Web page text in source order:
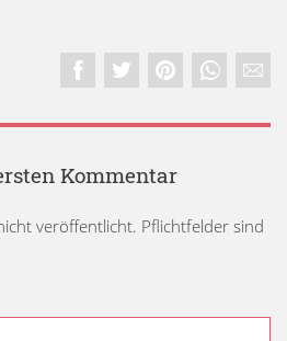
Kommentar
veröffentlicht. Pflichtfelder sind